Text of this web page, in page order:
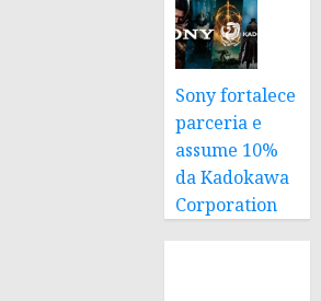
Sony fortalece
parceria e
assume 10%
da Kadokawa
Corporation